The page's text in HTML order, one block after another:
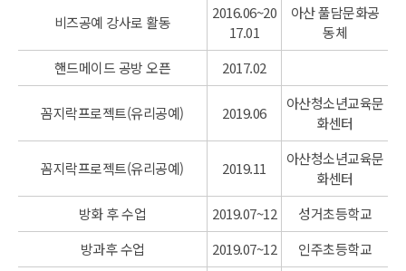
비즈공예 강사로 활동
2016.06~20
17.01
아산 풀담문화공
동체
핸드메이드 공방 오픈
2017.02
꼼지락프로젝트(유리공예) 2019.06
아산청소년교육문
화센터
꼼지락프로젝트(유리공예) 2019.11
아산청소년교육문
화센터
방화 후 수업
2019.07~12
성거초등학교
방과후 수업
2019.07~12
인주초등학교